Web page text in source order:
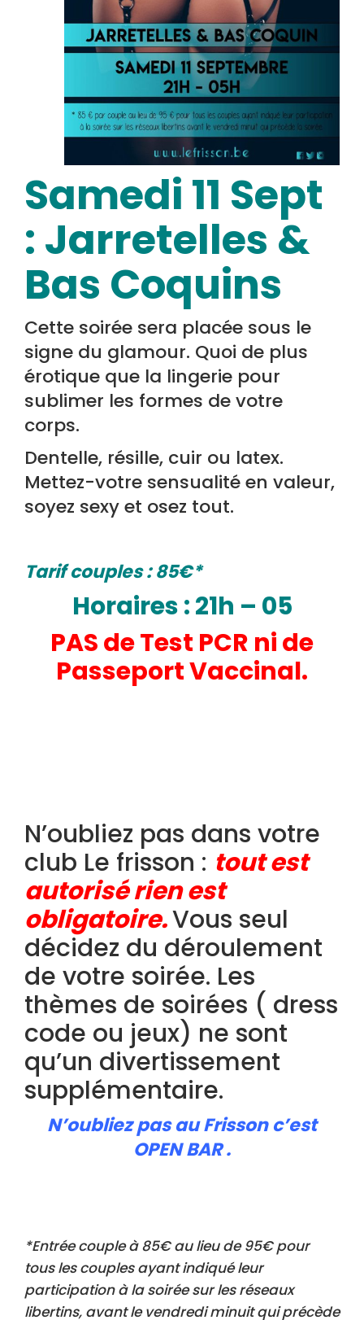
Samedi 11 Sept
: Jarretelles &
Bas Coquins
Cette soirée sera placée sous le
signe du glamour. Quoi de plus
érotique que la lingerie pour
sublimer les formes de votre
corps.
Dentelle, résille, cuir ou latex.
Mettez-votre sensualité en valeur,
soyez sexy et osez tout.
Tarif couples : 85€*
Horaires : 21h – 05
PAS de Test PCR ni de
Passeport Vaccinal.
N’oubliez pas dans votre
club Le frisson : tout est
autorisé rien est
obligatoire.Vous seul
décidez du déroulement
de votre soirée. Les
thèmes de soirées ( dress
code ou jeux) ne sont
qu’un divertissement
supplémentaire.
N’oubliez pas au Frisson c’est
OPEN BAR .
*Entrée couple à 85€ au lieu de 95€ pour
tous les couples ayant indiqué leur
participation à la soirée sur les réseaux
libertins, avant le vendredi minuit qui précède